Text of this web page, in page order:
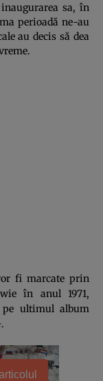
sa, în
perioadă ne-au
au decis să dea
fi marcate prin
în anul 1971,
ultimul album
.